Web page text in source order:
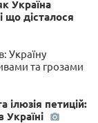
Україна
що дісталося
Україну
та грозами
ілюзія петицій:
Україні